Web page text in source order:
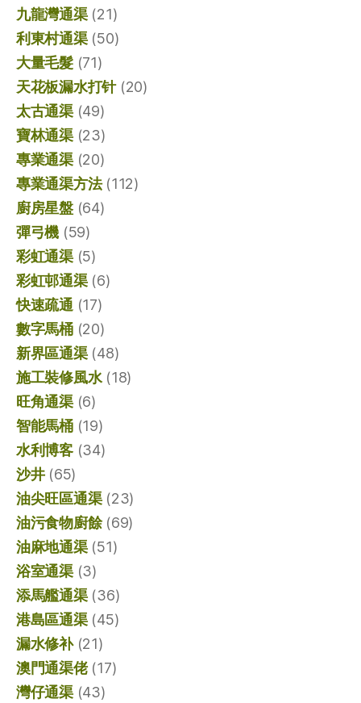
九龍灣通渠(21)
利東村通渠(50)
大量毛髮(71)
天花板漏水打针(20)
太古通渠(49)
寶林通渠(23)
專業通渠(20)
專業通渠方法(112)
廚房星盤(64)
彈弓機 (59)
彩虹通渠(5)
彩虹邨通渠(6)
快速疏通(17)
數字馬桶(20)
新界區通渠(48)
施工裝修風水(18)
旺角通渠(6)
智能馬桶(19)
水利博客(34)
沙井(65)
油尖旺區通渠(23)
油污食物廚餘(69)
油麻地通渠(51)
浴室通渠(3)
添馬艦通渠(36)
港島區通渠(45)
漏水修补(21)
澳門通渠佬(17)
灣仔通渠(43)